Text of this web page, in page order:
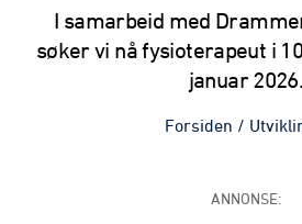
I samarbeid med
søker vi nå fysioterapeut i
januar 2026.
Forsiden /
ANNONSE: